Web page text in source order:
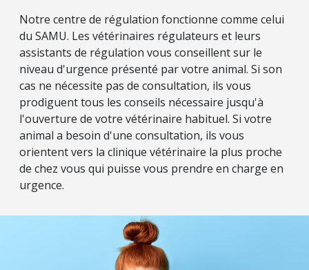
Notre centre de régulation fonctionne comme celui
du SAMU. Les vétérinaires régulateurs et leurs
assistants de régulation vous conseillent sur le
niveau d'urgence présenté par votre animal. Si son
cas ne nécessite pas de consultation, ils vous
prodiguent tous les conseils nécessaire jusqu'à
l'ouverture de votre vétérinaire habituel. Si votre
animal a besoin d'une consultation, ils vous
orientent vers la clinique vétérinaire la plus proche
de chez vous qui puisse vous prendre en charge en
urgence.